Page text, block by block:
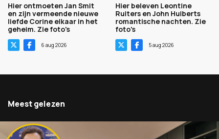
Hier ontmoeten Jan Smit
en zijn vermeende nieuwe
liefde Corine elkaar in het
geheim. Zie foto's
6 aug 2026
Hier beleven Leontine
Ruiters en John Huiberts
romantische nachten. Zie
foto's
5 aug 2026
Meest gelezen